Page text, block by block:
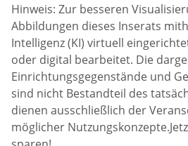
Hinweis: Zur besseren
Abbildungen dieses Inserats
Intelligenz (KI) virtuell
oder digital bearbeitet. Die
Einrichtungsgegenstände und
sind nicht Bestandteil des
dienen ausschließlich der
möglicher